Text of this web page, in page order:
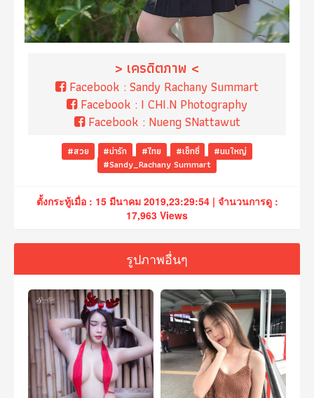
> เครดิตภาพ <
Facebook :Sandy Rachany Summart
Facebook : I CHI.N Photography
Facebook : Nueng SNattawut
#สวย #น่ารัก #ไทย #เซ็กซี่
#นมใหญ่
#Sandy_Rachany Summart
ตั้งกระทู้เมื่อ : 15 มีนาคม 2019,23:29:54 | จำนวนการดู :
17,963 Views
รูปภาพอื่นๆ